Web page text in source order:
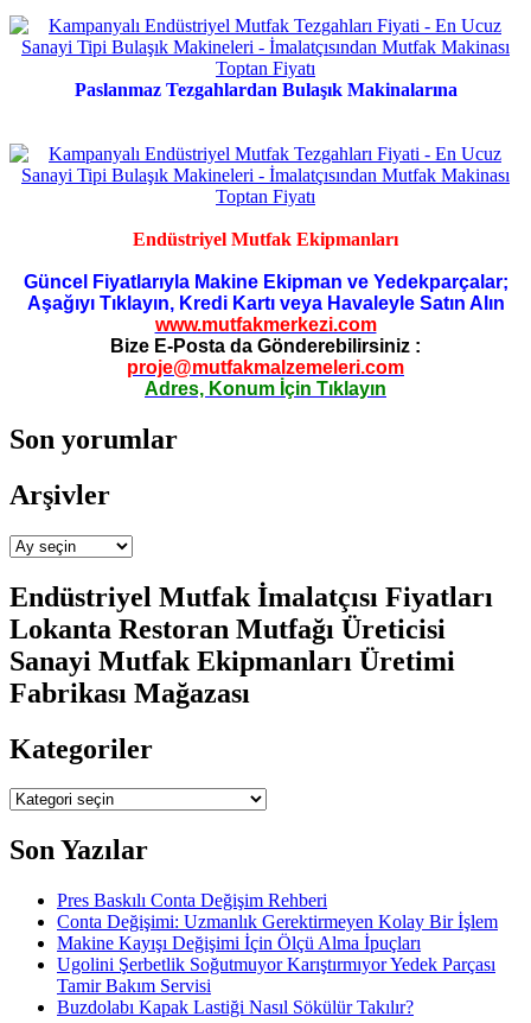
Paslanmaz Tezgahlardan Bulaşık Makinalarına
Endüstriyel Mutfak Ekipmanları
Güncel Fiyatlarıyla Makine Ekipman ve Yedekparçalar;
Aşağıyı Tıklayın, Kredi Kartı veya Havaleyle Satın Alın
www.mutfakmerkezi.com
Bize E-Posta da Gönderebilirsiniz :
proje@mutfakmalzemeleri.com
Adres, Konum İçin Tıklayın
Son yorumlar
Arşivler
Arşivler
Endüstriyel Mutfak İmalatçısı Fiyatları
Lokanta Restoran Mutfağı Üreticisi
Sanayi Mutfak Ekipmanları Üretimi
Fabrikası Mağazası
Kategoriler
Kategoriler
Son Yazılar
Pres Baskılı Conta Değişim Rehberi
Conta Değişimi: Uzmanlık Gerektirmeyen Kolay Bir İşlem
Makine Kayışı Değişimi İçin Ölçü Alma İpuçları
Ugolini Şerbetlik Soğutmuyor Karıştırmıyor Yedek Parçası
Tamir Bakım Servisi
Buzdolabı Kapak Lastiği Nasıl Sökülür Takılır?